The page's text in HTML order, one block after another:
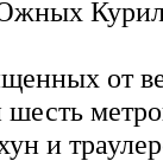
от
шесть
и